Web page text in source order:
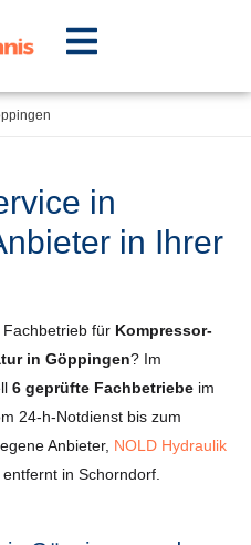
in
in Ihrer
für Kompressor-
in Göppingen? Im
6 geprüfte Fachbetriebe im
24-h-Notdienst bis zum
Anbieter, NOLD Hydraulik
entfernt in Schorndorf.